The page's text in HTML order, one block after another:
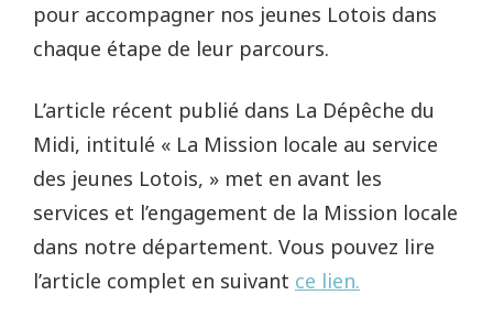
pour accompagner nos jeunes Lotois dans
chaque étape de leur parcours.
L’article récent publié dans La Dépêche du
Midi, intitulé « La Mission locale au service
des jeunes Lotois, » met en avant les
services et l’engagement de la Mission locale
dans notre département. Vous pouvez lire
l’article complet en suivant ce lien.